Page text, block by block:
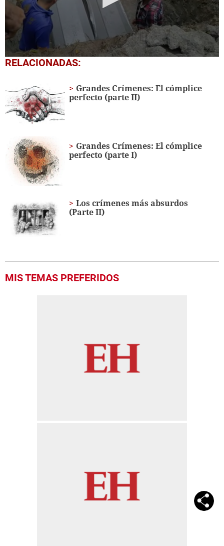
0
seconds
seconds
RELACIONADAS:
Grandes Crímenes: El cómplice
perfecto (parte II)
Grandes Crímenes: El cómplice
perfecto (parte I)
Los crímenes más absurdos
(Parte II)
MIS TEMAS PREFERIDOS